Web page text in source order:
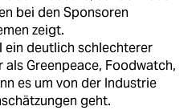
bei den Sponsoren
zeigt.
ein deutlich schlechterer
Greenpeace, Foodwatch,
es um von der Industrie
geht.